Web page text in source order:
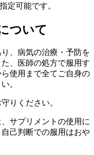
定可能です。
ついて
、病気の治療・予防を
、医師の処方で服用す
使用まで全てご自身の
。
りください。
サプリメントの使用に
己判断での服用はおや